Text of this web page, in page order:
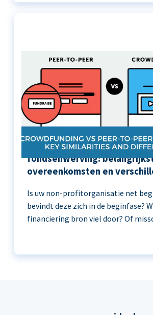
Crowdfunding versus peer-
fondsenwerving:
overeenkomsten en
Is uw non-profitorganisatie net
bevindt deze zich in de beginfase?
financiering bron viel door? Of